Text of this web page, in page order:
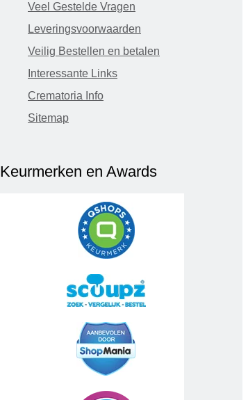
Veel Gestelde Vragen
Leveringsvoorwaarden
Veilig Bestellen en betalen
Interessante Links
Crematoria Info
Sitemap
Keurmerken en Awards